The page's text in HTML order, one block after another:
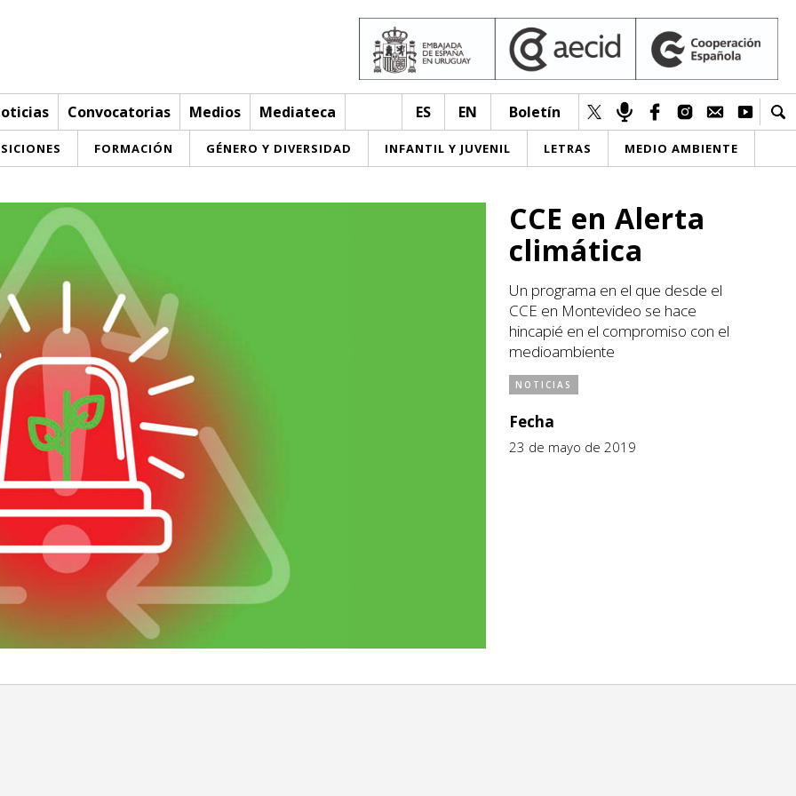
Convocatorias Medios Mediateca ES EN Boletín
FORMACIÓN GÉNERO Y DIVERSIDAD INFANTIL Y JUVENIL LETRAS MEDIO AMBIENTE
CCE en Alerta
climática
Un programa en el que desde el
CCE en Montevideo se hace
hincapié en el compromiso con el
medioambiente
NOTICIAS
Fecha
23 de mayo de 2019